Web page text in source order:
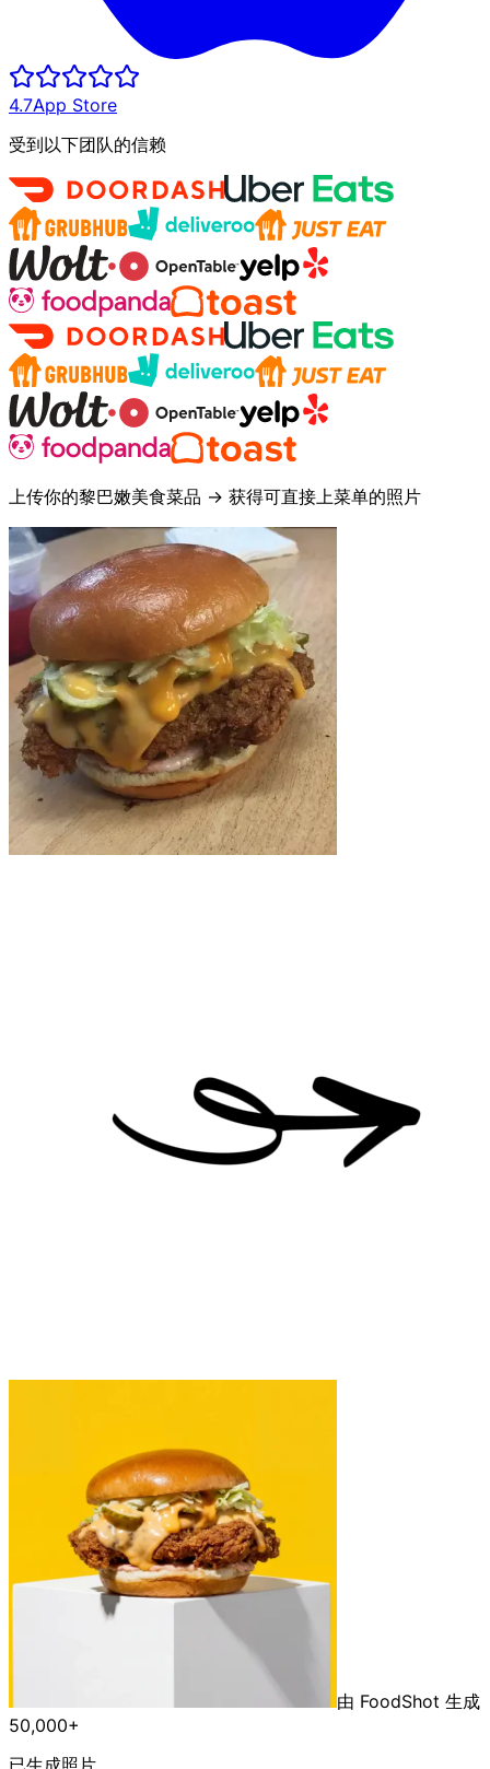
4.7App Store
受到以下团队的信赖
上传你的黎巴嫩美食菜品 → 获得可直接上菜单的照片
由 FoodShot 生成
50,000+
已生成照片